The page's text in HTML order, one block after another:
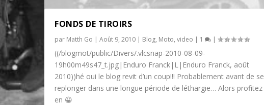
FONDS DE TIROIRS
par Matth Go |Août 9, 2010 | Blog, Moto,video | 1 |
((/blogmot/public/Divers/.vlcsnap-2010-08-09-
19h00m49s47_t.jpg|Enduro Franck|L|Enduro Franck, août
2010))hé oui le blog revit d’un coup!!! Probablement avant de se
replonger dans une longue période de léthargie… Alors profitez
en 😀